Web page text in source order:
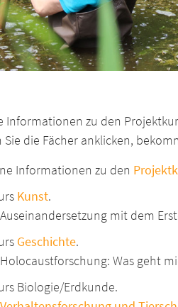
Informationen zu den
Sie die Fächer anklicken,
Informationen zu den
Kunst.
mit dem
Geschichte.
Was geht
Biologie/Erdkunde.